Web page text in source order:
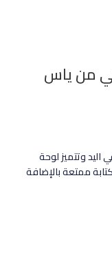
من ياس
وتتميز لوحة
ممتعة بالإضافة